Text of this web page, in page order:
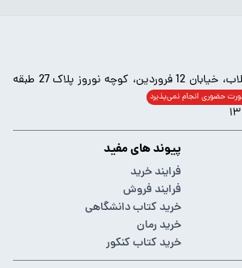
آدرس: تهران، میدان انقلاب، خیابان 12 فروردین، کوچه نوروز پلاک 27 طبقه
حضوری انجام‌ نمی‌پذیرد
پیوند های مفید
فرایند خرید
فرایند فروش
خرید کتاب دانشگاهی
خرید رمان
خرید کتاب کنکور